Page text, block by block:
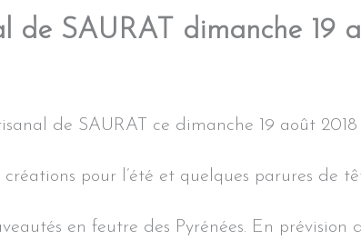
de SAURAT dimanche 19
de SAURAT ce dimanche 19 août 2018
créations pour l’été et quelques parures de
en feutre des Pyrénées. En